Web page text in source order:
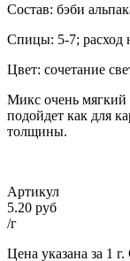
Состав: бэби
Спицы: 5-7; расход
Цвет: сочетание
Микс очень
подойдет как для
толщины.
Артикул
5.20 руб
/г
Цена указана за 1